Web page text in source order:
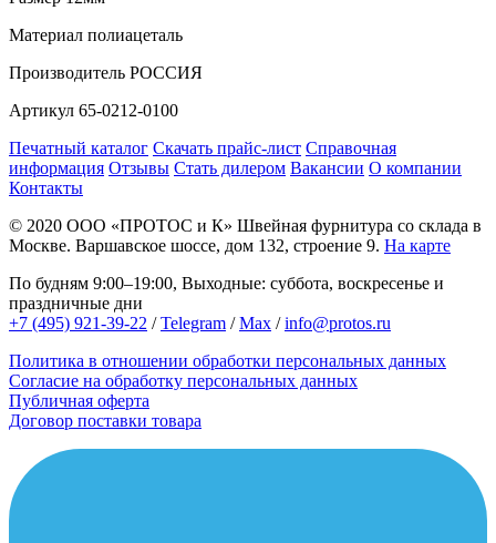
Материал полиацеталь
Производитель РОССИЯ
Артикул 65-0212-0100
Печатный каталог Скачать прайс-лист Справочная
информация Отзывы Стать дилером Вакансии О компании
Контакты
© 2020 ООО «ПРОТОС и К» Швейная фурнитура со склада в
Москве. Варшавское шоссе, дом 132, строение 9. На карте
По будням 9:00–19:00, Выходные: суббота, воскресенье и
праздничные дни
+7 (495) 921-39-22 /Telegram /Max /info@protos.ru
Политика в отношении обработки персональных данных
Согласие на обработку персональных данных
Публичная оферта
Договор поставки товара